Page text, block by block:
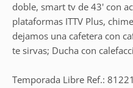
doble, smart tv de 43' con
plataformas ITTV Plus,
dejamos una cafetera con
te sirvas; Ducha con
Temporada Libre Ref.: 81221